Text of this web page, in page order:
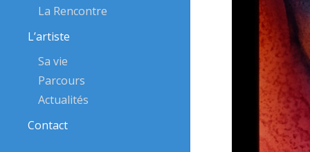
La Rencontre
L’artiste
Sa vie
Parcours
Actualités
Contact